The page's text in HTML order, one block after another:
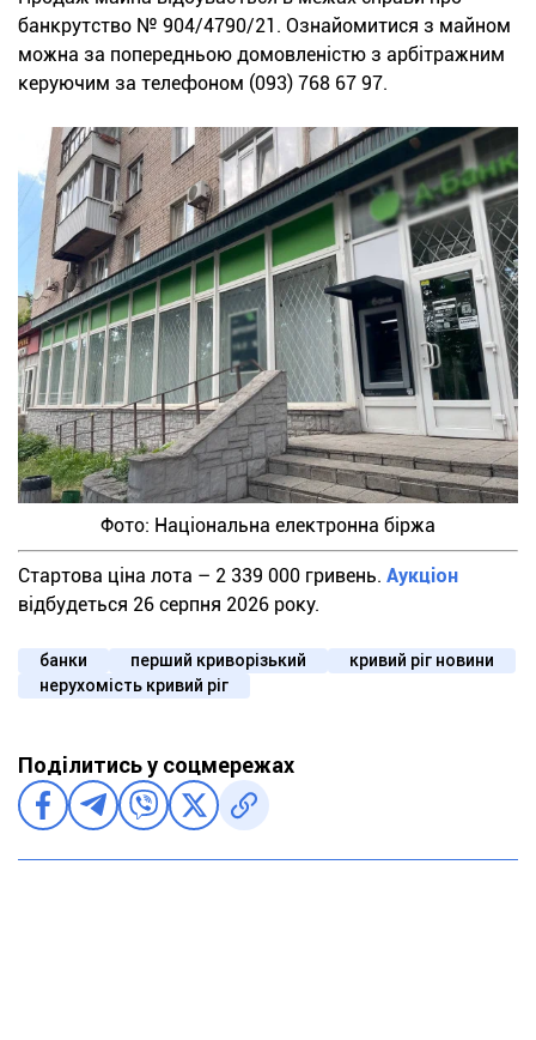
банкрутство № 904/4790/21. Ознайомитися з майном
можна за попередньою домовленістю з арбітражним
керуючим за телефоном (093) 768 67 97.
Фото: Національна електронна біржа
Стартова ціна лота – 2 339 000 гривень. Аукціон
відбудеться 26 серпня 2026 року.
банки перший криворізький
кривий ріг новини
нерухомість кривий ріг
Поділитись у соцмережах